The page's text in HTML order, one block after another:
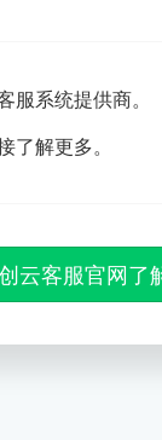
系统提供商。
解更多。
云客服官网了